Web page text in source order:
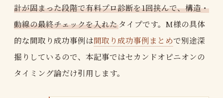
計が固まった段階で有料プロ診断を1回挟んで、構造・
動線の最終チェックを入れたタイプです。M様の具体
的な間取り成功事例は間取り成功事例まとめで別途深
掘りしているので、本記事ではセカンドオピニオンの
タイミング論だけ引用します。